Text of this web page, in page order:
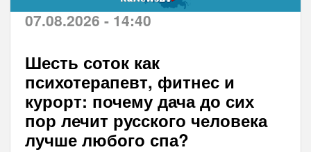
07.08.2026 - 14:40
Шесть соток как
психотерапевт, фитнес и
курорт: почему дача до сих
пор лечит русского человека
лучше любого спа?